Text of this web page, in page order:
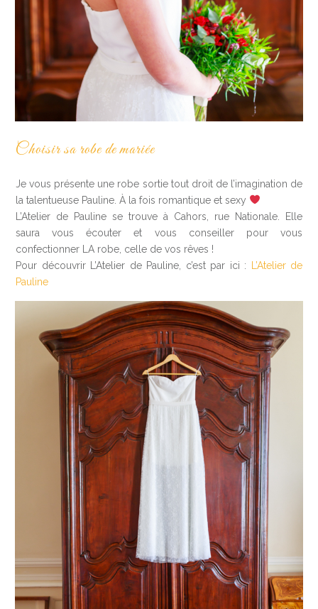
Choisir sa robe de mariée
Je vous présente une robe sortie tout droit de l’imagination de
la talentueuse Pauline. À la fois romantique et sexy
L’Atelier de Pauline se trouve à Cahors, rue Nationale. Elle
saura vous écouter et vous conseiller pour vous
confectionner LA robe, celle de vos rêves !
Pour découvrir L’Atelier de Pauline, c’est par ici :
L’Atelier de
Pauline